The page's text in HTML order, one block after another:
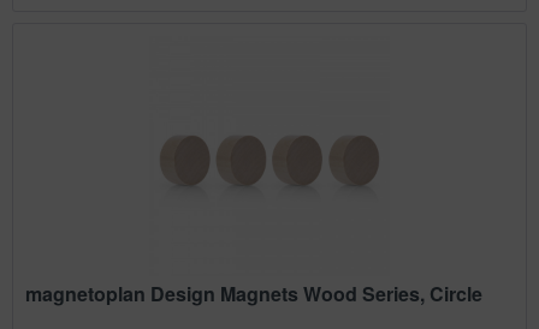
magnetoplan Design Magnets Wood Series, Circle